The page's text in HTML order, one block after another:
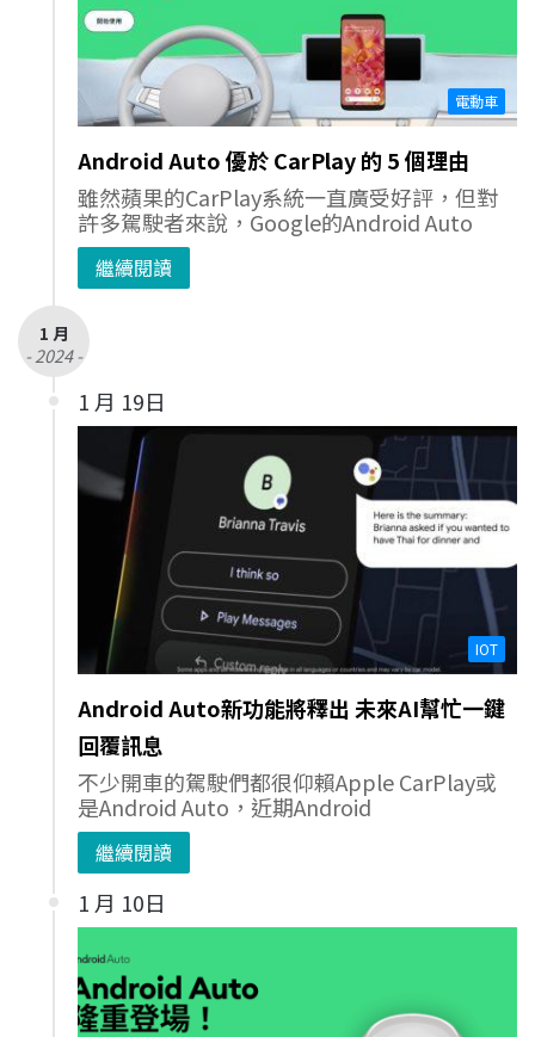
電動車
Android Auto 優於 CarPlay 的 5 個理由
雖然蘋果的CarPlay系統一直廣受好評，但對
許多駕駛者來說，Google的Android Auto
繼續閱讀
1 月
- 2024 -
1 月 19日
IOT
Android Auto新功能將釋出 未來AI幫忙一鍵
回覆訊息
不少開車的駕駛們都很仰賴Apple CarPlay或
是Android Auto，近期Android
繼續閱讀
1 月 10日